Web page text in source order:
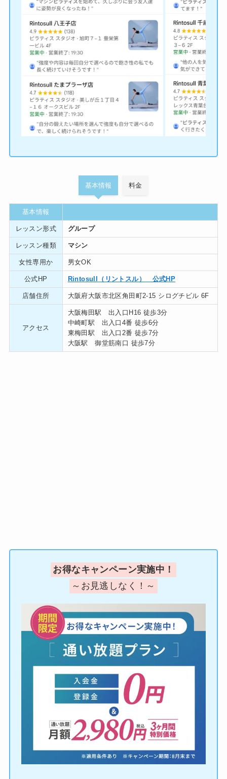
基本情報 料金
基本情報
レッスン形式 グループ
レッスン種類 マシン
女性専用か 男女OK
公式HP Rintosull（リントスル） 公式HP
店舗住所 大阪府大阪市北区角田町2-15 シログチビル 6F
アクセス
大阪梅田駅 出入口H16 徒歩3分
中崎町駅 出入口4番 徒歩6分
東梅田駅 出入口2番 徒歩7分
大阪駅 御堂筋南口 徒歩7分
お得なキャンペーン実施中！
～お見逃しなく！～